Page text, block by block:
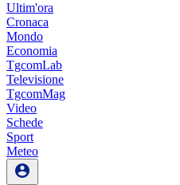
Ultim'ora
Cronaca
Mondo
Economia
TgcomLab
Televisione
TgcomMag
Video
Schede
Sport
Meteo